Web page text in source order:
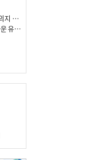
與가 막은 ‘산은 부산행’…전재수 강력한 의지 표명 없인 공염불
田 “장금상선도 설득중”…해운기업 ‘톱다운 유치전’ 가속
구·군 승진 축하화분 관행 없애자니 소상공인 울상